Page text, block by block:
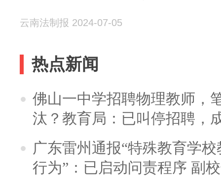
云南法制报 2024-07-05
热点新闻
佛山一中学招聘物理教师，
汰？教育局：已叫停招聘，
广东雷州通报“特殊教育学
行为”：已启动问责程序 副